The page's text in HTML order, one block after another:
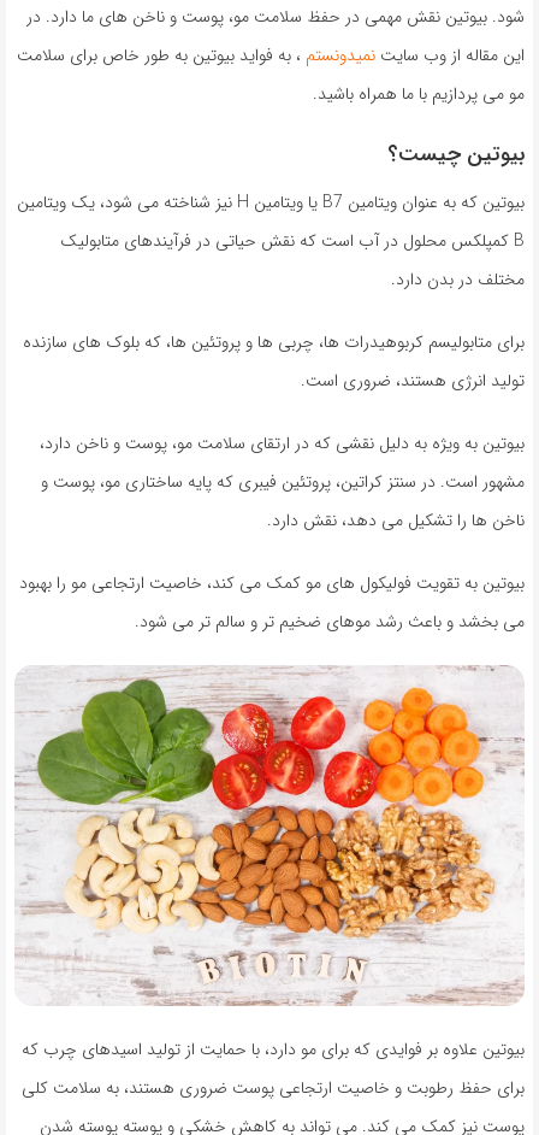
شود. بیوتین نقش مهمی در حفظ سلامت مو، پوست و ناخن های ما دارد. در
این مقاله از وب سایت نمیدونستم ، به فواید بیوتین به طور خاص برای سلامت
مو می پردازیم با ما همراه باشید.
بیوتین چیست؟
بیوتین که به عنوان ویتامین B7 یا ویتامین H نیز شناخته می شود، یک ویتامین
B کمپلکس محلول در آب است که نقش حیاتی در فرآیندهای متابولیک
مختلف در بدن دارد.
برای متابولیسم کربوهیدرات ها، چربی ها و پروتئین ها، که بلوک های سازنده
تولید انرژی هستند، ضروری است.
بیوتین به ویژه به دلیل نقشی که در ارتقای سلامت مو، پوست و ناخن دارد،
مشهور است. در سنتز کراتین، پروتئین فیبری که پایه ساختاری مو، پوست و
ناخن ها را تشکیل می دهد، نقش دارد.
بیوتین به تقویت فولیکول های مو کمک می کند، خاصیت ارتجاعی مو را بهبود
می بخشد و باعث رشد موهای ضخیم تر و سالم تر می شود.
بیوتین علاوه بر فوایدی که برای مو دارد، با حمایت از تولید اسیدهای چرب که
برای حفظ رطوبت و خاصیت ارتجاعی پوست ضروری هستند، به سلامت کلی
پوست نیز کمک می کند. می تواند به کاهش خشکی و پوسته پوسته شدن